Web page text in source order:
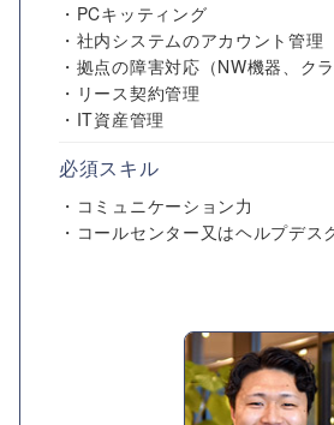
・PCキッティング
・社内システムのアカウント管理
・拠点の障害対応（NW機器、ク
・リース契約管理
・IT資産管理
必須スキル
・コミュニケーション力
・コールセンター又はヘルプデス